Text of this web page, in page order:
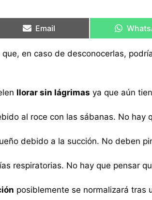
en
Email
en
que, en caso de desconocerlas,
llorar sin lágrimas ya que aún
al roce con las sábanas. No hay
debido a la succión. No deben
respiratorias. No hay que pensar
posiblemente se normalizará tras
en
en